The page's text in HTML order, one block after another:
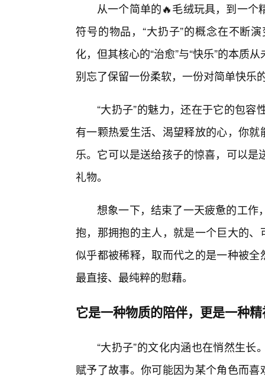
从一个简单的🔥毛绒玩具，到一
符号的物品，“大扔子”的概念在不断
化，但其核心的“治愈”与“快乐”的本质
别忘了保留一份柔软，一份对简单快乐
“大扔子”的魅力，还在于它的包
有一颗热爱生活、渴望释放的心，你
乐。它可以是送给孩子的惊喜，可以
礼物。
想象一下，结束了一天疲惫的工作
抱，那拥抱的主人，就是一个巨大的
似乎都被稀释，取而代之的是一种被
最直接、最纯粹的慰藉。
它是一种物质的陪伴，更是一种
“大扔子”的文化内涵也在悄然生
赋予了故事。你可能因为某个角色而